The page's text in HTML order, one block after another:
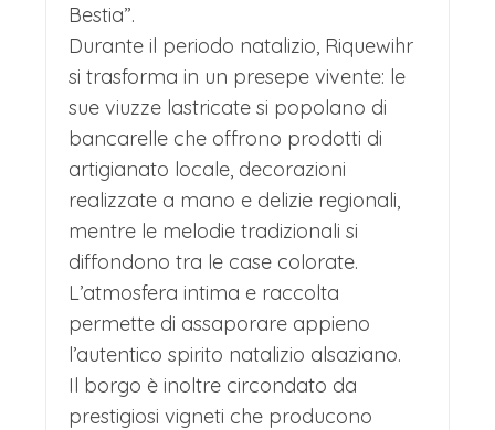
Come nel racconto, qui la bellezza
superficiale nasconde un'eredità più
profonda: l'apparenza da borgo
incantato cela una storia ricca e a
volte oscura, segnata da guerre e
passaggi di potere. Il vino, prodotto nei
vigneti circostanti, aggiunge un tocco
di magia, come se un incantesimo
avesse preservato questo luogo in una
bolla senza tempo, proprio come il
castello della Bestia. Riquewihr non è
Bestia”.
Durante il periodo natalizio, Riquewihr
si trasforma in un presepe vivente: le
sue viuzze lastricate si popolano di
bancarelle che offrono prodotti di
artigianato locale, decorazioni
realizzate a mano e delizie regionali,
mentre le melodie tradizionali si
diffondono tra le case colorate.
L’atmosfera intima e raccolta
permette di assaporare appieno
l’autentico spirito natalizio alsaziano.
Il borgo è inoltre circondato da
prestigiosi vigneti che producono